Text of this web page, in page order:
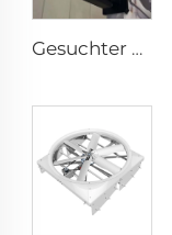
Gesuchter Wasserspray-Wandventilator mit Fernbedienung, 35-Zoll Kühlnebel-Schwingventilator